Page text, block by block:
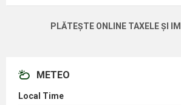
PLĂTEȘTE ONLINE TAXELE ȘI
METEO
Local Time